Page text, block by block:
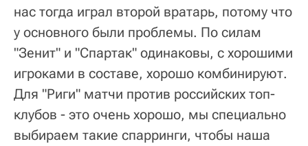
нас тогда играл второй вратарь, потому что
у основного были проблемы. По силам
"Зенит" и "Спартак" одинаковы, с хорошими
игроками в составе, хорошо комбинируют.
Для "Риги" матчи против российских топ-
клубов - это очень хорошо, мы специально
выбираем такие спарринги, чтобы наша